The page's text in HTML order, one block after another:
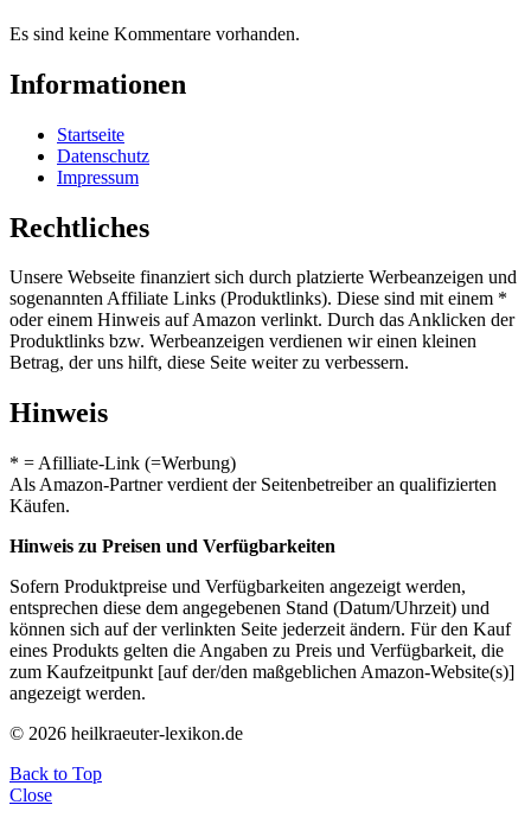
Es sind keine Kommentare vorhanden.
Informationen
Startseite
Datenschutz
Impressum
Rechtliches
Unsere Webseite finanziert sich durch platzierte Werbeanzeigen und
sogenannten Affiliate Links (Produktlinks). Diese sind mit einem *
oder einem Hinweis auf Amazon verlinkt. Durch das Anklicken der
Produktlinks bzw. Werbeanzeigen verdienen wir einen kleinen
Betrag, der uns hilft, diese Seite weiter zu verbessern.
Hinweis
* = Afilliate-Link (=Werbung)
Als Amazon-Partner verdient der Seitenbetreiber an qualifizierten
Käufen.
Hinweis zu Preisen und Verfügbarkeiten
Sofern Produktpreise und Verfügbarkeiten angezeigt werden,
entsprechen diese dem angegebenen Stand (Datum/Uhrzeit) und
können sich auf der verlinkten Seite jederzeit ändern. Für den Kauf
eines Produkts gelten die Angaben zu Preis und Verfügbarkeit, die
zum Kaufzeitpunkt [auf der/den maßgeblichen Amazon-Website(s)]
angezeigt werden.
© 2026 heilkraeuter-lexikon.de
Back to Top
Close